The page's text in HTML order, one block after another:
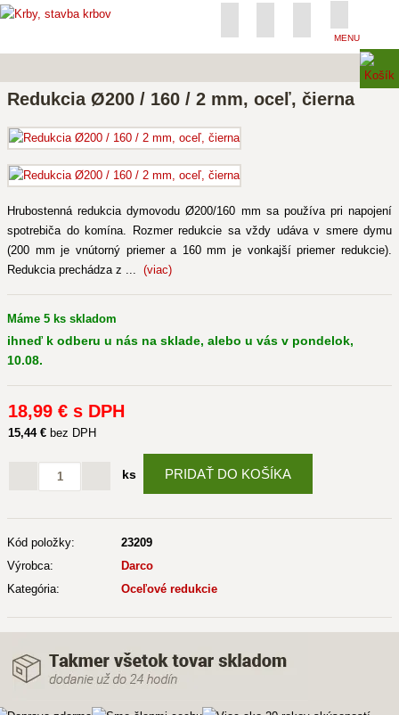
MENU
Redukcia Ø200 / 160 / 2 mm, oceľ, čierna
Hrubostenná redukcia dymovodu Ø200/160 mm sa používa pri napojení
spotrebiča do komína. Rozmer redukcie sa vždy udáva v smere dymu
(200 mm je vnútorný priemer a 160 mm je vonkajší priemer redukcie).
Redukcia prechádza z ... (viac)
Máme 5 ks skladom
ihneď k odberu u nás na sklade, alebo u vás v pondelok,
10.08.
18,99 € s DPH
15,44 € bez DPH
ks PRIDAŤ DO KOŠÍKA
Kód položky:
23209
Výrobca:
Darco
Kategória:
Oceľové redukcie